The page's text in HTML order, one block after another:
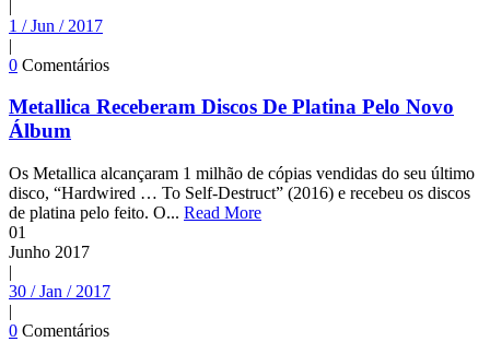
1 / Jun / 2017
|
0 Comentários
Metallica Receberam Discos De Platina Pelo Novo
Álbum
Os Metallica alcançaram 1 milhão de cópias vendidas do seu último
disco, “Hardwired … To Self-Destruct” (2016) e recebeu os discos
de platina pelo feito. O... Read More
01
Junho 2017
|
30 / Jan / 2017
|
0 Comentários